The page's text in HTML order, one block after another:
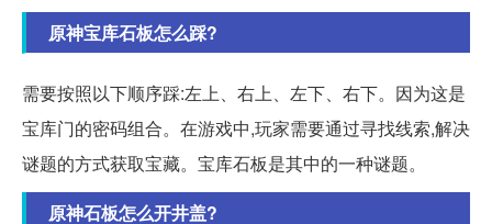
原神宝库石板怎么踩?
需要按照以下顺序踩:左上、右上、左下、右下。因为这是
宝库门的密码组合。在游戏中,玩家需要通过寻找线索,解决
谜题的方式获取宝藏。宝库石板是其中的一种谜题。
原神石板怎么开井盖?